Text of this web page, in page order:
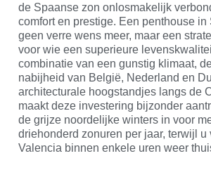
de Spaanse zon onlosmakelijk
comfort en prestige. Een penthouse
geen verre wens meer, maar een
voor wie een superieure
combinatie van een gunstig klimaat,
nabijheid van België, Nederland en
architecturale hoogstandjes langs de
maakt deze investering bijzonder
de grijze noordelijke winters in voor
driehonderd zonuren per jaar, terwijl u
Valencia binnen enkele uren weer